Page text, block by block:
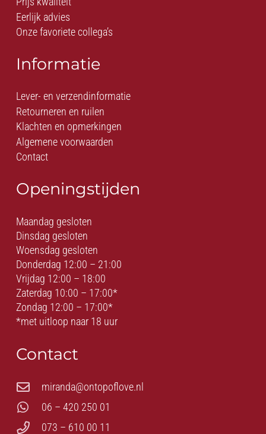
Eerlijk advies
Onze favoriete collega’s
Informatie
Lever- en verzendinformatie
Retourneren en ruilen
Klachten en opmerkingen
Algemene voorwaarden
Contact
Openingstijden
Maandag gesloten
Dinsdag gesloten
Woensdag gesloten
Donderdag 12:00 – 21:00
Vrijdag 12:00 – 18:00
Zaterdag 10:00 – 17:00*
Zondag 12:00 – 17:00*
*met uitloop naar 18 uur
Contact
miranda@ontopoflove.nl
06 – 420 250 01
073 – 610 00 11